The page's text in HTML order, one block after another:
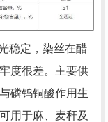
稳定，染丝在醋
度很差。主要供
磷钨铜酸作用生
用于麻、麦秆及